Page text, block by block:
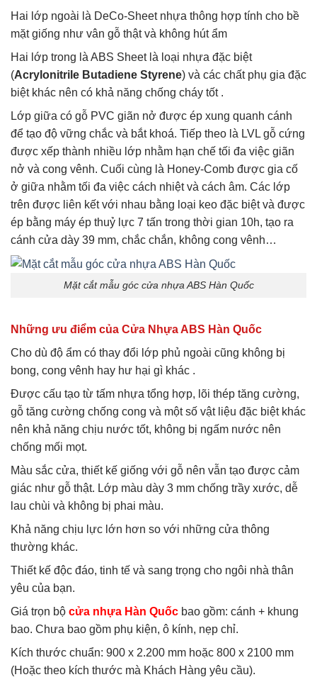
Hai lớp ngoài là DeCo-Sheet nhựa thông hợp tính cho bề
mặt giống như vân gỗ thật và không hút ẩm
Hai lớp trong là ABS Sheet là loại nhựa đặc biệt
(Acrylonitrile Butadiene Styrene) và các chất phụ gia đặc
biệt khác nên có khả năng chống cháy tốt .
Lớp giữa có gỗ PVC giãn nở được ép xung quanh cánh
để tạo độ vững chắc và bắt khoá. Tiếp theo là LVL gỗ cứng
được xếp thành nhiều lớp nhằm hạn chế tối đa việc giãn
nở và cong vênh. Cuối cùng là Honey-Comb được gia cố
ở giữa nhằm tối đa việc cách nhiệt và cách âm. Các lớp
trên được liên kết với nhau bằng loại keo đặc biệt và được
ép bằng máy ép thuỷ lực 7 tấn trong thời gian 10h, tạo ra
cánh cửa dày 39 mm, chắc chắn, không cong vênh…
Mặt cắt mẫu góc cửa nhựa ABS Hàn Quốc
Những ưu điểm của Cửa Nhựa ABS Hàn Quốc
Cho dù độ ẩm có thay đổi lớp phủ ngoài cũng không bị
bong, cong vênh hay hư hại gì khác .
Được cấu tạo từ tấm nhựa tổng hợp, lõi thép tăng cường,
gỗ tăng cường chống cong và một số vật liệu đặc biệt khác
nên khả năng chịu nước tốt, không bị ngấm nước nên
chống mối mọt.
Màu sắc cửa, thiết kế giống với gỗ nên vẫn tạo được cảm
giác như gỗ thật. Lớp màu dày 3 mm chống trầy xước, dễ
lau chùi và không bị phai màu.
Khả năng chịu lực lớn hơn so với những cửa thông
thường khác.
Thiết kế độc đáo, tinh tế và sang trọng cho ngôi nhà thân
yêu của bạn.
Giá trọn bộ cửa nhựa Hàn Quốc bao gồm: cánh + khung
bao. Chưa bao gồm phụ kiện, ô kính, nẹp chỉ.
Kích thước chuẩn: 900 x 2.200 mm hoặc 800 x 2100 mm
(Hoặc theo kích thước mà Khách Hàng yêu cầu).